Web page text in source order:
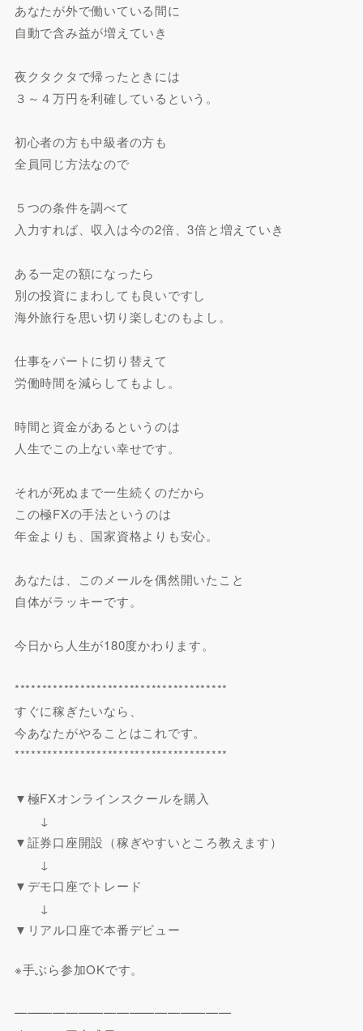
あなたが外で働いている間に
自動で含み益が増えていき
夜クタクタで帰ったときには
３～４万円を利確しているという。
初心者の方も中級者の方も
全員同じ方法なので
５つの条件を調べて
入力すれば、収入は今の2倍、3倍と増えていき
ある一定の額になったら
別の投資にまわしても良いですし
海外旅行を思い切り楽しむのもよし。
仕事をパートに切り替えて
労働時間を減らしてもよし。
時間と資金があるというのは
人生でこの上ない幸せです。
それが死ぬまで一生続くのだから
この極FXの手法というのは
年金よりも、国家資格よりも安心。
あなたは、このメールを偶然開いたこと
自体がラッキーです。
今日から人生が180度かわります。
***************************************
すぐに稼ぎたいなら、
今あなたがやることはこれです。
***************************************
▼極FXオンラインスクールを購入
↓
▼証券口座開設（稼ぎやすいところ教えます）
↓
▼デモ口座でトレード
↓
▼リアル口座で本番デビュー
※手ぶら参加OKです。
━━━━━━━━━━━━━━━━━